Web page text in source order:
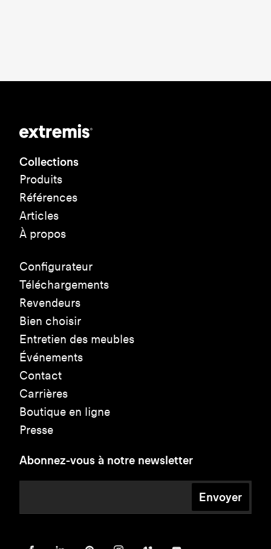
Collections
Produits
Références
Articles
À propos
Configurateur
Téléchargements
Revendeurs
Bien choisir
Entretien des meubles
Événements
Contact
Carrières
Boutique en ligne
Presse
Abonnez-vous à notre newsletter
Envoyer